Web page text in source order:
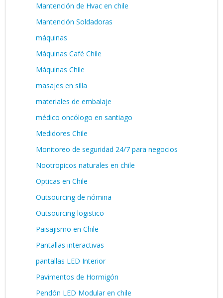
Mantención de Hvac en chile
Mantención Soldadoras
máquinas
Máquinas Café Chile
Máquinas Chile
masajes en silla
materiales de embalaje
médico oncólogo en santiago
Medidores Chile
Monitoreo de seguridad 24/7 para negocios
Nootropicos naturales en chile
Opticas en Chile
Outsourcing de nómina
Outsourcing logistico
Paisajismo en Chile
Pantallas interactivas
pantallas LED Interior
Pavimentos de Hormigón
Pendón LED Modular en chile